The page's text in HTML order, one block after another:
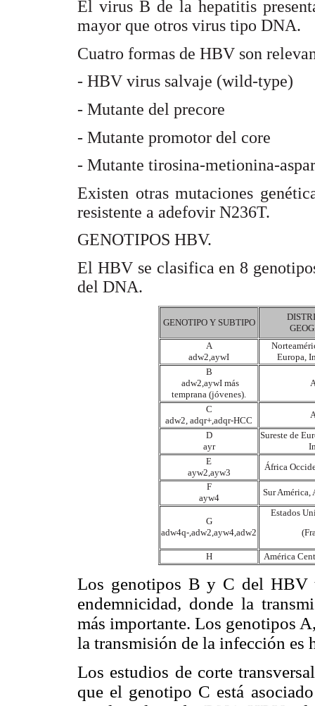
El virus B de la hepatitis
mayor que otros virus tipo DNA.
Cuatro formas de HBV son
- HBV virus salvaje (wild-type)
- Mutante del precore
- Mutante promotor del core
- Mutante tirosina-metionina-
Existen otras mutaciones
resistente a adefovir N236T.
GENOTIPOS HBV.
El HBV se clasifica en 8
del DNA.
GENOTIPO Y SUBTIPO
A
adw2,aywI
Europa,
B
adw2,aywI más
temprana (jóvenes).
C
adw2, adqr+,adqr-HCC
D
ayr
Sureste de
E
ayw2,ayw3
África
F
ayw4
Sur América,
G
adw4q-,adw2,ayw4,adw2
Estados
H América
Los genotipos B y C del HBV
endemnicidad, donde la
más importante. Los genotipos
la transmisión de la infección es
Los estudios de corte
que el genotipo C está